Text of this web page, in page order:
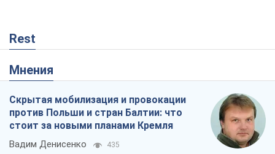
Rest
Мнения
Скрытая мобилизация и провокации
против Польши и стран Балтии: что
стоит за новыми планами Кремля
Вадим Денисенко 435